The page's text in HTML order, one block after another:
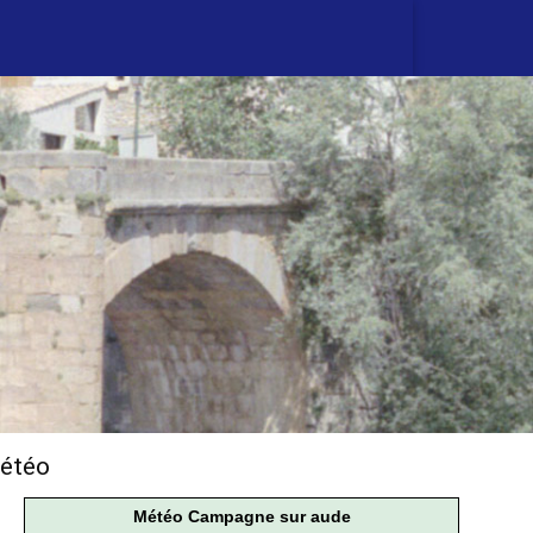
Météo Campagne sur aude